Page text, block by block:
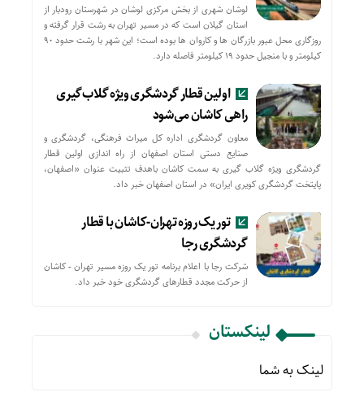
لوشان شهری از بخش مرکزی لوشان در شهرستان رودبار از
استان گیلان است که در مسیر تهران به رشت قرار گرفته و
روزگاری محل عبور بازرگان ها و کاروان ها بوده است؛ این شهر با رشت حدود ۹۰
کیلومتر و با منجیل حدود ۱۹ کیلومتر فاصله دارد.
اولین قطار گردشگری ویژه گلاب‌گیری
راهی کاشان می‌شود
معاون گردشگری اداره کل میراث فرهنگی، گردشگری و
صنایع دستی استان اصفهان از راه اندازی اولین قطار
گردشگری ویژه گلاب گیری به سمت کاشان باهدف تثبیت عنوان «اصفهان،
پایتخت گردشگری کویری ایران» در استان اصفهان خبر داد.
تور یک روزه تهران-کاشان با قطار
گردشگری رجا
شرکت رجا با اعلام برنامه تور یک روزه مسیر تهران - کاشان
از حركت مجدد قطارهای گردشگری خود خبر داد.
لینکستان
لینک به شما